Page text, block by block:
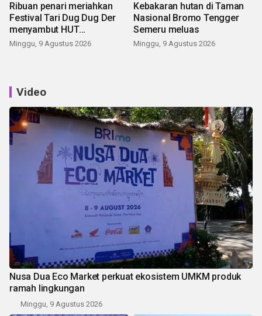
Ribuan penari meriahkan
Festival Tari Dug Dug Der
menyambut HUT
Kemerdekaan
Minggu, 9 Agustus 2026
Kebakaran hutan di Taman
Nasional Bromo Tengger
Semeru meluas
Minggu, 9 Agustus 2026
Video
Nusa Dua Eco Market perkuat ekosistem UMKM produk
ramah lingkungan
Minggu, 9 Agustus 2026